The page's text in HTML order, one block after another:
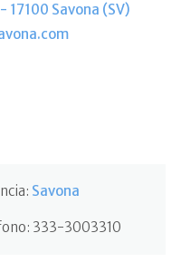
17100 Savona (SV)
Savona
333-3003310